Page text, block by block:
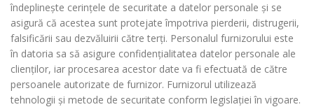
îndeplinește cerințele de securitate a datelor personale și se
asigură că acestea sunt protejate împotriva pierderii, distrugerii,
falsificării sau dezvăluirii către terți. Personalul furnizorului este
în datoria sa să asigure confidențialitatea datelor personale ale
clienților, iar procesarea acestor date va fi efectuată de către
persoanele autorizate de furnizor. Furnizorul utilizează
tehnologii și metode de securitate conform legislației în vigoare.